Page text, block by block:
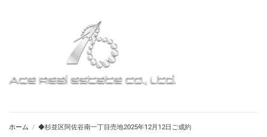
ホーム / ◆杉並区阿佐谷南一丁目売地2025年12月12日ご成約